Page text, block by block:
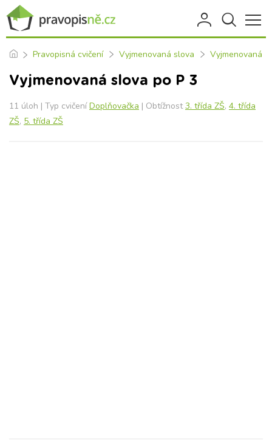
Pravopisná cvičení Vyjmenovaná slova Vyjmenovaná
Vyjmenovaná slova po P 3
11 úloh | Typ cvičeníDoplňovačka | Obtížnost3. třída ZŠ, 4. třída
ZŠ, 5. třída ZŠ